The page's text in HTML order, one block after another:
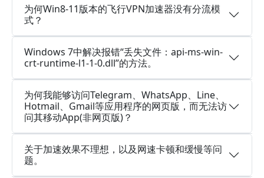
为何Win8-11版本的飞行VPN加速器没有分流模
式？
Windows 7中解决报错“丢失文件：api-ms-win-
crt-runtime-l1-1-0.dll”的方法。
为何我能够访问Telegram、WhatsApp、Line、
Hotmail、Gmail等应用程序的网页版，而无法访
问其移动App(非网页版)？
关于加速效果不理想，以及网速卡顿和缓慢等问
题。